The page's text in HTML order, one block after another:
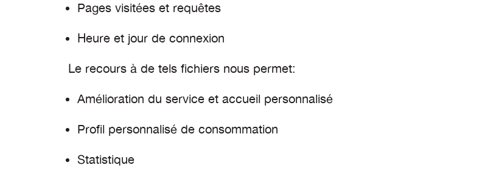
Pages visitées et requêtes
Heure et jour de connexion
Le recours à de tels fichiers nous permet:
Amélioration du service et accueil personnalisé
Profil personnalisé de consommation
Statistique